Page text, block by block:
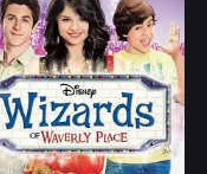
直至一位神秘转校生出
与此同时，专门猎杀青少
连环杀人魔“The Trawle
市内肆虐，令似乎美好的
岁月，瞬间变成挥之不去